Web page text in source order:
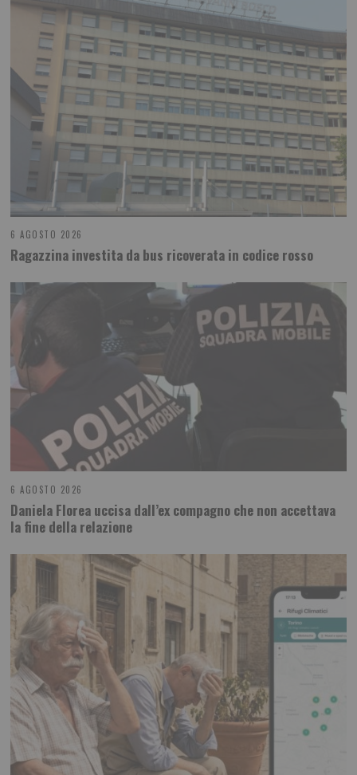
6 AGOSTO 2026
Ragazzina investita da bus ricoverata in codice rosso
6 AGOSTO 2026
Daniela Florea uccisa dall’ex compagno che non accettava
la fine della relazione